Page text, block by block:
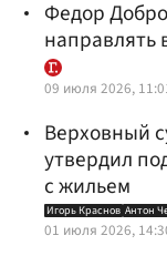
Федор
направлять
09 июля 2026,
Верховный
утвердил
с жильем
Игорь Краснов Антон
01 июля 2026,